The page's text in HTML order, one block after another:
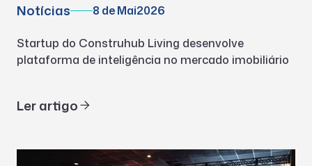
Notícias 8 de Mai2026
Startup do Construhub Living desenvolve
plataforma de inteligência no mercado imobiliário
Ler artigo